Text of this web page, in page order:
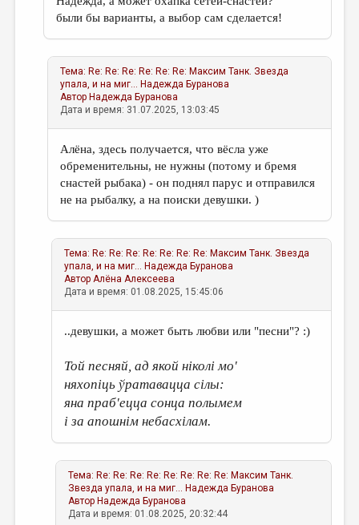
были бы варианты, а выбор сам сделается!
Тема: Re: Re: Re: Re: Re: Re: Максим Танк. Звезда
упала, и на миг... Надежда Буранова
Автор Надежда Буранова
Дата и время: 31.07.2025, 13:03:45
Алёна, здесь получается, что вёсла уже
обременительны, не нужны (потому и бремя
снастей рыбака) - он поднял парус и отправился
не на рыбалку, а на поиски девушки. )
Тема: Re: Re: Re: Re: Re: Re: Re: Максим Танк. Звезда
упала, и на миг... Надежда Буранова
АвторАлёна Алексеева
Дата и время: 01.08.2025, 15:45:06
..девушки, а может быть любви или "песни"? :)
Той песняй, ад якой ніколі мо'
няхопіць ўратавацца сілы:
яна праб'ецца сонца полымем
і за апошнім небасхілам.
Тема: Re: Re: Re: Re: Re: Re: Re: Re: Максим Танк.
Звезда упала, и на миг... Надежда Буранова
Автор Надежда Буранова
Дата и время: 01.08.2025, 20:32:44